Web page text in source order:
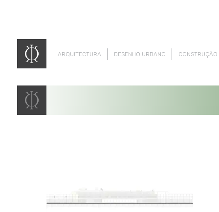
ARQUITECTURA DESENHO URBANO CONSTRUÇÃO